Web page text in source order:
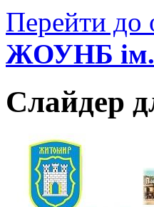
Перейти до
ЖОУНБ
Слайдер